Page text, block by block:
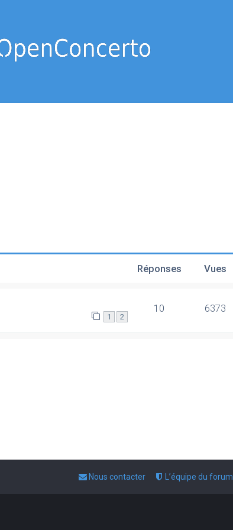
Réponses Vues
1 2
10 6373
L’équipe du forum
Nous contacter